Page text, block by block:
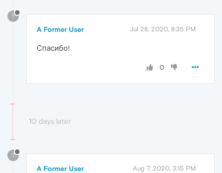
?
A Former User Jul 28, 2020, 8:35 PM
Спасибо!
0
10 days later
?
A Former User Aug 7, 2020, 3:15 PM